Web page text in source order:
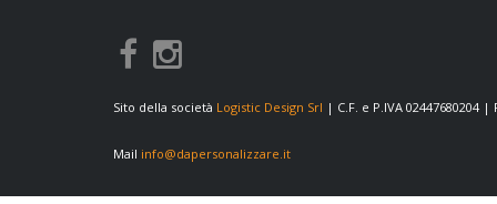
Sito della società Logistic Design Srl | C.F. e P.IVA 02447680204 |
Mail info@dapersonalizzare.it